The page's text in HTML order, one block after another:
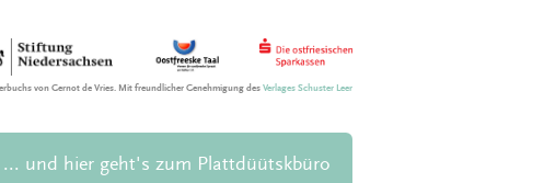
von Gernot de Vries. Mit freundlicher Genehmigung desVerlages Schuster Leer
... und hier geht's zum Plattdüütskbüro